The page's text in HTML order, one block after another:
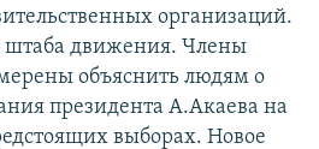
организаций.
штаба движения. Члены
объяснить людям о
президента А.Акаева на
выборах. Новое